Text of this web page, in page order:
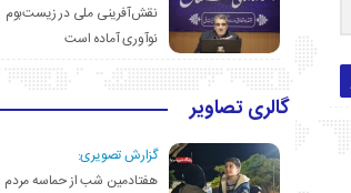
نقش‌آفرینی ملی در زیست‌بوم
نوآوری آماده است
گالری تصاویر
گزارش تصویری:
هفتادمین شب از حماسه مردم